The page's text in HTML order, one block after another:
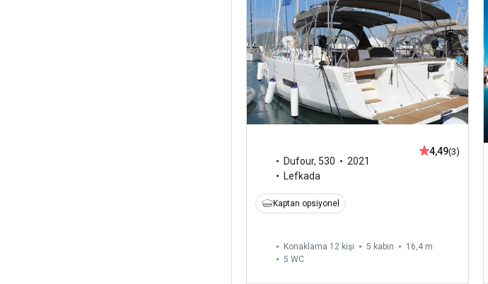
Dufour, 530
2021
Lefkada
4,49(3)
Kaptan opsiyonel
Konaklama 12 kişi 5 kabin
16,4 m
5 WC